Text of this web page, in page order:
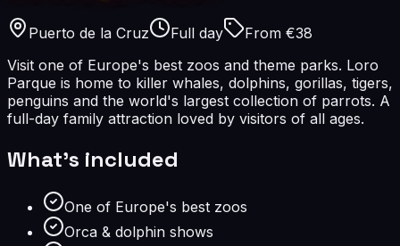
Puerto de la Cruz Full day
From €38
Visit one of Europe's best zoos and theme parks. Loro
Parque is home to killer whales, dolphins, gorillas, tigers,
penguins and the world's largest collection of parrots. A
full-day family attraction loved by visitors of all ages.
What's included
One of Europe's best zoos
Orca & dolphin shows